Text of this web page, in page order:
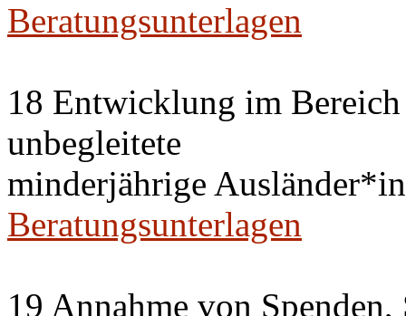
Beratungsunterlagen
18 Entwicklung im
unbegleitete
minderjährige
Beratungsunterlagen
19 Annahme von